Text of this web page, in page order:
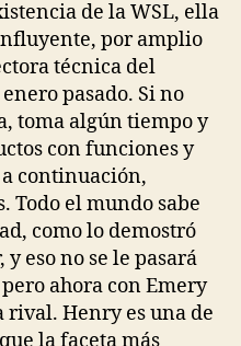
de la WSL, ella
por amplio
técnica del
pasado. Si no
toma algún tiempo y
con funciones y
continuación,
Todo el mundo sabe
como lo demostró
eso no se le pasará
ahora con Emery
rival. Henry es una de